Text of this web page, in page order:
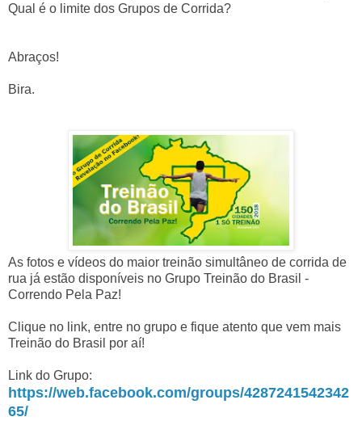
Qual é o limite dos Grupos de Corrida?
Abraços!
Bira.
As fotos e vídeos do maior treinão simultâneo de corrida de
rua já estão disponíveis no Grupo Treinão do Brasil -
Correndo Pela Paz!
Clique no link, entre no grupo e fique atento que vem mais
Treinão do Brasil por aí!
Link do Grupo:
https://web.facebook.com/groups/4287241542342
65/